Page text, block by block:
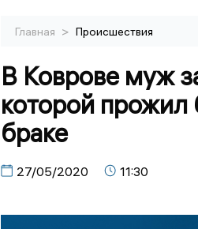
Главная > Происшествия
В Коврове муж
которой прожил
браке
27/05/2020 11:30